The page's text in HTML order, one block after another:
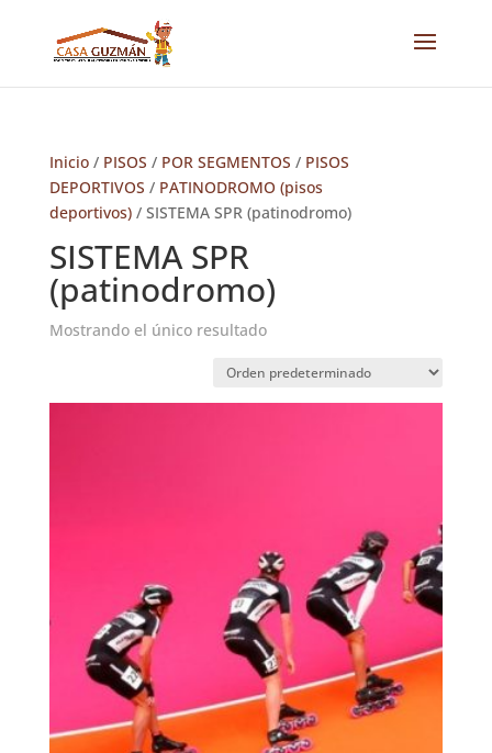
Inicio/ PISOS / POR SEGMENTOS / PISOS
DEPORTIVOS / PATINODROMO (pisos
deportivos)/ SISTEMA SPR (patinodromo)
SISTEMA SPR
(patinodromo)
Mostrando el único resultado